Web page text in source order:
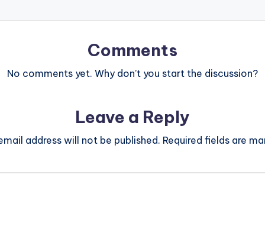
Comments
No comments yet. Why don’t you start the discussion?
Leave a Reply
address will not be published. Required fields are